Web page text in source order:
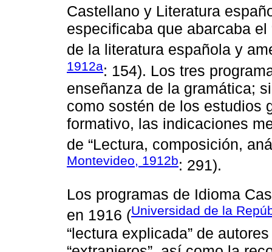
Castellano y Literatura
especificaba que abarcaba el
de la literatura española y
1912a: 154). Los tres
enseñanza de la gramática;
como sostén de los estudios
formativo, las indicaciones
de “Lectura, composición,
Montevideo, 1912b: 291).
Los programas de Idioma
en 1916 (Universidad de la
“lectura explicada” de